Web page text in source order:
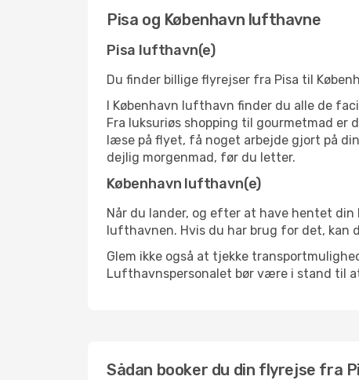
Pisa og København lufthavne
Pisa lufthavn(e)
Du finder billige flyrejser fra Pisa til
I København lufthavn finder du alle de
Fra luksuriøs shopping til gourmetmad er
læse på flyet, få noget arbejde gjort på
dejlig morgenmad, før du letter.
København lufthavn(e)
Når du lander, og efter at have hentet
lufthavnen. Hvis du har brug for det,
Glem ikke også at tjekke
Lufthavnspersonalet bør være i stand til
Sådan booker du din flyrejse fra